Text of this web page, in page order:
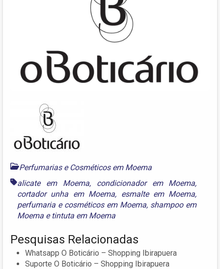
Perfumarias e Cosméticos em Moema
alicate em Moema, condicionador em Moema,
cortador unha em Moema, esmalte em Moema,
perfumaria e cosméticos em Moema, shampoo em
Moema e tintuta em Moema
Pesquisas Relacionadas
Whatsapp O Boticário – Shopping Ibirapuera
Suporte O Boticário – Shopping Ibirapuera